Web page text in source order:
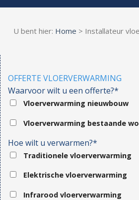
U bent hier: Home > Installateur
OFFERTE VLOERVERWARMING
Waarvoor wilt u een offerte?*
Vloerverwarming nieuwbouw
Vloerverwarming bestaande
Hoe wilt u verwarmen?*
Traditionele vloerverwarming
Elektrische vloerverwarming
Infrarood vloerverwarming